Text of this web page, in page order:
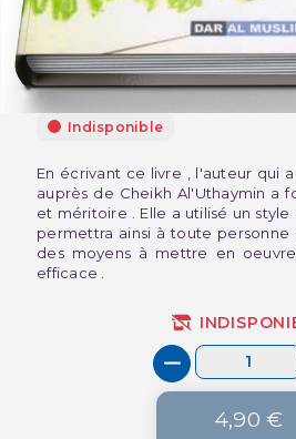
Indisponible
En écrivant ce livre , l'auteur qui
auprès de Cheikh Al'Uthaymin a
et méritoire . Elle a utilisé un
permettra ainsi à toute
des moyens à mettre en
efficace .
4,90 €